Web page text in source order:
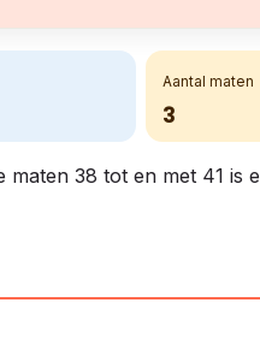
Aantal maten
3
maten 38 tot en met 41 is